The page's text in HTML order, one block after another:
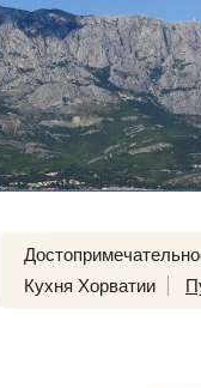
Кухня Хорватии